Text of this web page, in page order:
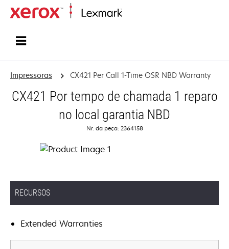
Impressoras CX421 Per Call 1-Time OSR NBD Warranty
CX421 Por tempo de chamada 1 reparo
no local garantia NBD
Nr. da peça: 2364158
RECURSOS
Extended Warranties